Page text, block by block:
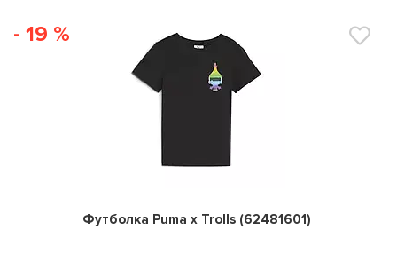
- 19 %
0
Футболка Puma x Trolls (62481601)